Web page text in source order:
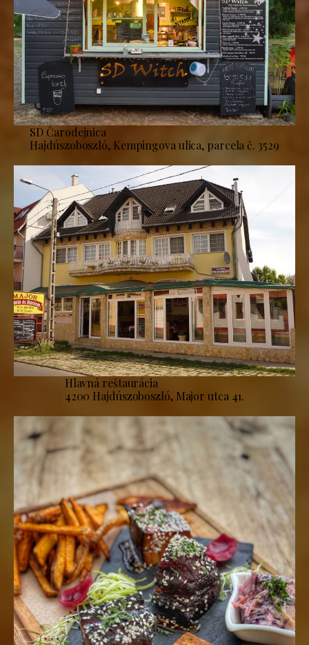
SD Čarodejnica
Hajdúszoboszló, Kempingova ulica, parcela č. 3529
Hlavná reštaurácia
4200 Hajdúszoboszló, Major utca 41.